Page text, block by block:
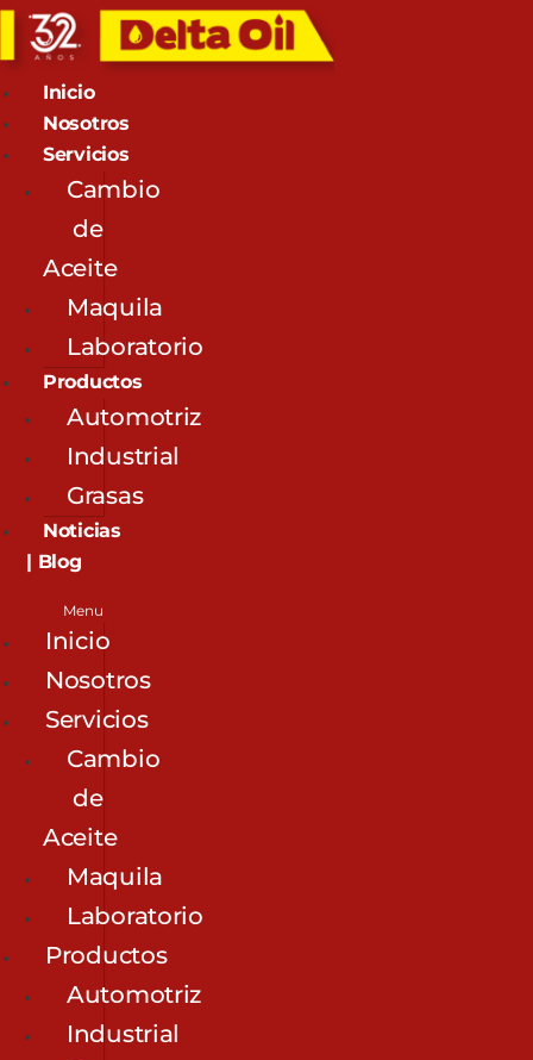
Inicio
Nosotros
Servicios
Cambio
de
Aceite
Maquila
Laboratorio
Productos
Automotriz
Industrial
Grasas
Noticias
| Blog
Menu
Inicio
Nosotros
Servicios
Cambio
de
Aceite
Maquila
Laboratorio
Productos
Automotriz
Industrial